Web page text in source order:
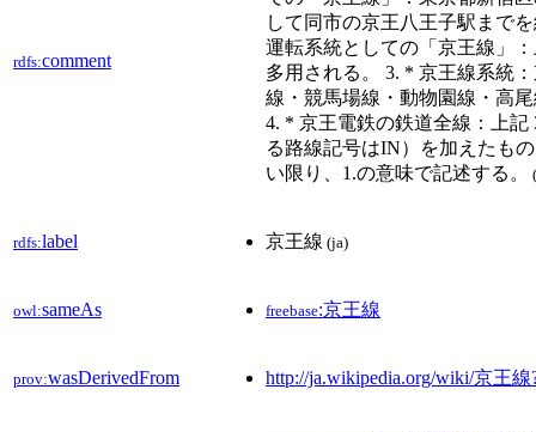
rdfs:comment
して同市の京王八王子駅まで
運転系統としての「京王線」
多用される。 3. * 京王線系統
線・競馬場線・動物園線・高
4. * 京王電鉄の鉄道全線：上記
る路線記号はIN）を加えたも
い限り、1.の意味で記述する。
rdfs:label 京王線 (ja)
owl:sameAs freebase:京王線
prov:wasDerivedFrom http://ja.wikipedia.org/wiki/京王線